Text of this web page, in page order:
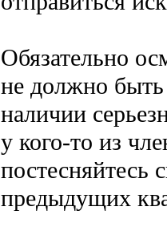
Обязательно
не должно быть
наличии
у кого-то из
постесняйтесь
предыдущих